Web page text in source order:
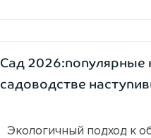
Сад 2026:популярные
садоводстве
Экологичный подход к